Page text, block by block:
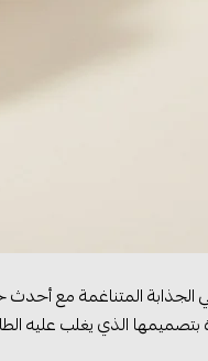
المتناغمة مع أحدث
الذي يغلب عليه